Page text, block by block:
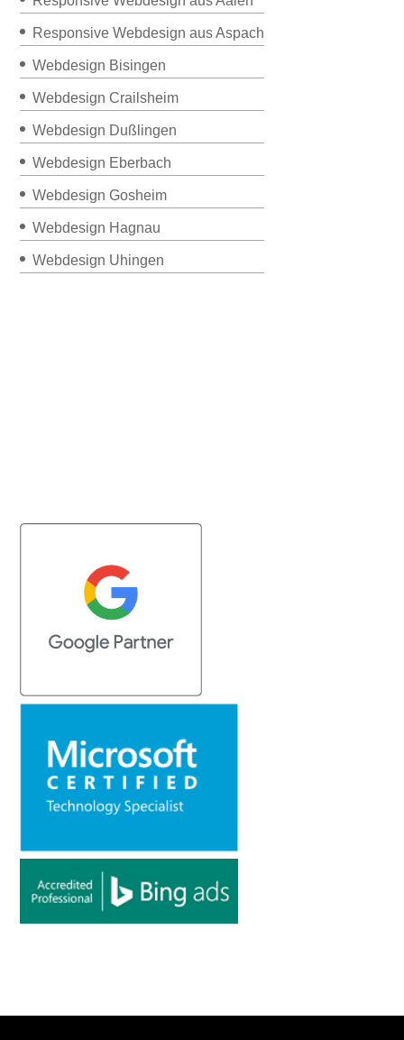
Responsive Webdesign aus Aspach
Webdesign Bisingen
Webdesign Crailsheim
Webdesign Dußlingen
Webdesign Eberbach
Webdesign Gosheim
Webdesign Hagnau
Webdesign Uhingen